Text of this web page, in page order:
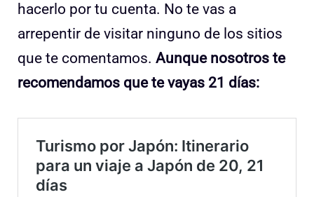
hacerlo por tu cuenta. No te vas a
arrepentir de visitar ninguno de los sitios
que te comentamos. Aunque nosotros te
recomendamos que te vayas 21 días: